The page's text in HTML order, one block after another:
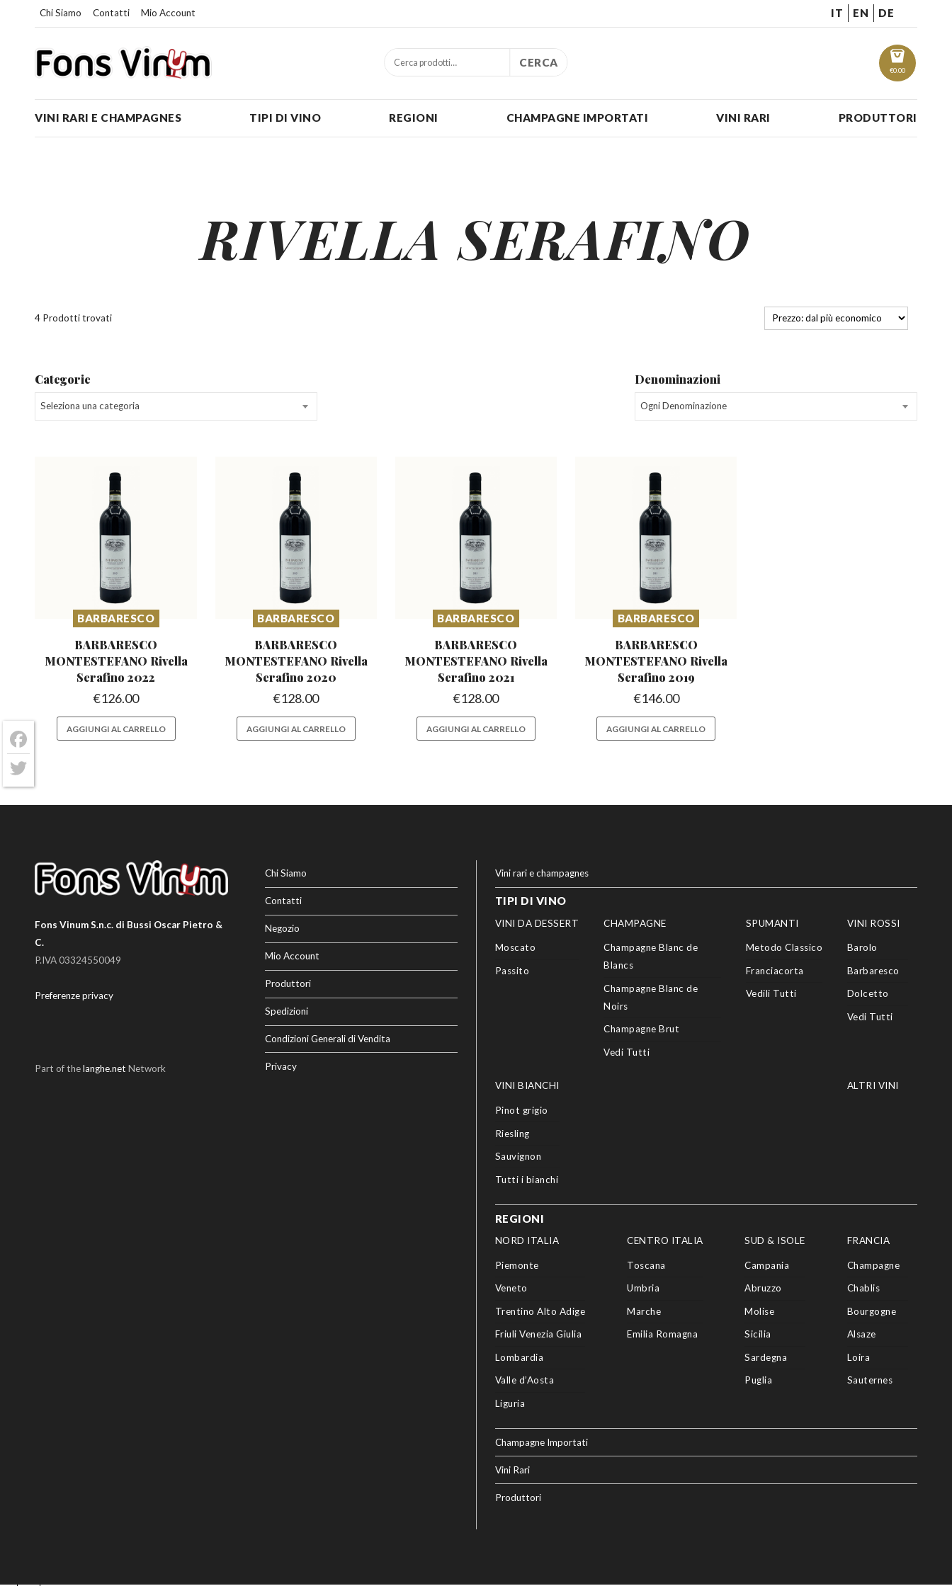
Chi Siamo Contatti Mio Account IT EN DE
€0.00
CERCA
VINI RARI E CHAMPAGNES TIPI DI VINO REGIONI CHAMPAGNE IMPORTATI VINI RARI PRODUTTORI
RIVELLA SERAFINO
4 Prodotti trovati
Categorie
Seleziona una categoria
Denominazioni
Ogni Denominazione
BARBARESCO
BARBARESCO
MONTESTEFANO Rivella
Serafino 2022
€126.00
AGGIUNGI AL CARRELLO
BARBARESCO
BARBARESCO
MONTESTEFANO Rivella
Serafino 2020
€128.00
AGGIUNGI AL CARRELLO
BARBARESCO
BARBARESCO
MONTESTEFANO Rivella
Serafino 2021
€128.00
AGGIUNGI AL CARRELLO
BARBARESCO
BARBARESCO
MONTESTEFANO Rivella
Serafino 2019
€146.00
AGGIUNGI AL CARRELLO
Fons Vinum S.n.c. di Bussi Oscar Pietro &
C.
P.IVA 03324550049
Preferenze privacy
Part of thelanghe.net Network
Chi Siamo
Contatti
Negozio
Mio Account
Produttori
Spedizioni
Condizioni Generali di Vendita
Privacy
Vini rari e champagnes
TIPI DI VINO
VINI DA DESSERT
Moscato
Passito
CHAMPAGNE
Champagne Blanc de
Blancs
Champagne Blanc de
Noirs
Champagne Brut
Vedi Tutti
SPUMANTI
Metodo Classico
Franciacorta
Vedili Tutti
VINI ROSSI
Barolo
Barbaresco
Dolcetto
Vedi Tutti
VINI BIANCHI
Pinot grigio
Riesling
Sauvignon
Tutti i bianchi
ALTRI VINI
REGIONI
NORD ITALIA
Piemonte
Veneto
Trentino Alto Adige
Friuli Venezia Giulia
Lombardia
Valle d’Aosta
Liguria
CENTRO ITALIA
Toscana
Umbria
Marche
Emilia Romagna
SUD & ISOLE
Campania
Abruzzo
Molise
Sicilia
Sardegna
Puglia
FRANCIA
Champagne
Chablis
Bourgogne
Alsaze
Loira
Sauternes
Champagne Importati
Vini Rari
Produttori
Facebook
Twitter